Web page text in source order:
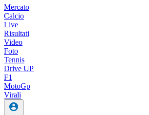
Mercato
Calcio
Live
Risultati
Video
Foto
Tennis
Drive UP
F1
MotoGp
Virali